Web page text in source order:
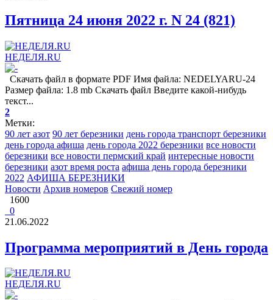
Пятница 24 июня 2022 г. N 24 (821)
НЕДЕЛЯ.RU
Скачать файл в формате PDF Имя файла: NEDELYARU-24
Размер файла: 1.8 mb Скачать файл Введите какой-нибудь
текст...
2
Метки:
90 лет азот 90 лет березники день города транспорт березники
день города афиша день города 2022 березники все новости
березники все новости пермский край интересные новости
березники азот время роста афиша день города березники
2022 АФИША БЕРЕЗНИКИ
Новости Архив номеров Свежий номер
1600
0
21.06.2022
Программа мероприятий в День города
НЕДЕЛЯ.RU